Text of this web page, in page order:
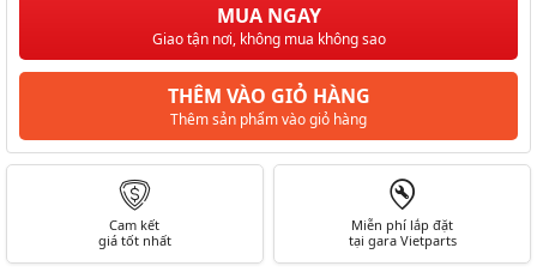
MUA NGAY
Giao tận nơi, không mua không sao
THÊM VÀO GIỎ HÀNG
Thêm sản phẩm vào giỏ hàng
Cam kết
giá tốt nhất
Miễn phí lắp đặt
tại gara Vietparts